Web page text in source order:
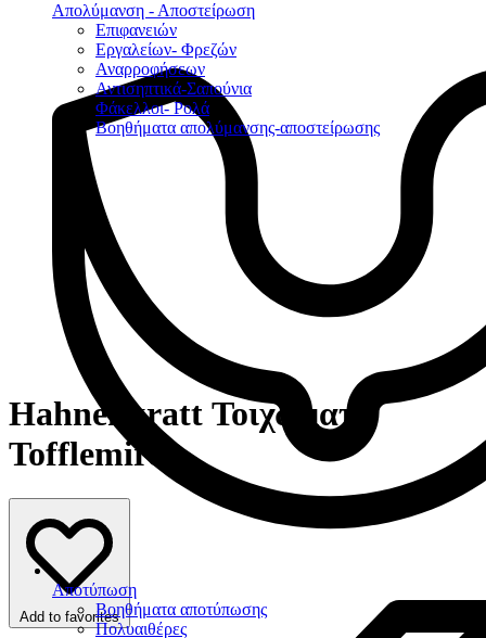
Απολύμανση - Αποστείρωση
Επιφανειών
Εργαλείων- Φρεζών
Αναρροφήσεων
Αντισηπτικά-Σαπούνια
Φάκελλοι- Ρολά
Βοηθήματα απολύμανσης-αποστείρωσης
Αποτύπωση
Βοηθήματα αποτύπωσης
Πολυαιθέρες
Hahnenkratt Τοιχώματα
Tofflemire
Add to favorites